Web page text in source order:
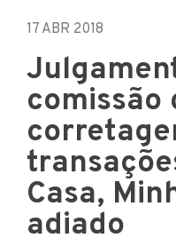
17 ABR 2018
comissão
Casa,
adiado